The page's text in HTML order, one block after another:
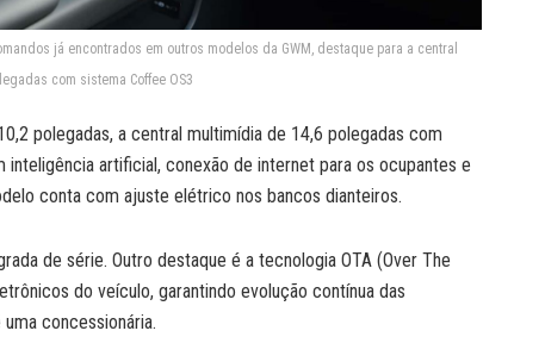
já encontrados em outros modelos da GWM, destaque para a central
com sistema Coffee OS3
polegadas, a central multimídia de 14,6 polegadas com
artificial, conexão de internet para os ocupantes e
conta com ajuste elétrico nos bancos dianteiros.
de série. Outro destaque é a tecnologia OTA (Over The
do veículo, garantindo evolução contínua das
concessionária.